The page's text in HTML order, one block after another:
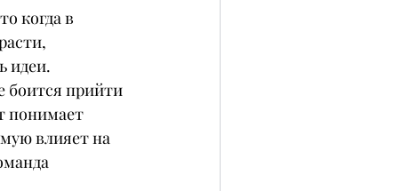
когда в
идеи.
боится прийти
понимает
влияет на